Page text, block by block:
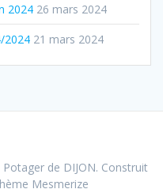
2024 26 mars 2024
​2024 21 mars 2024
de DIJON. Construit
Mesmerize